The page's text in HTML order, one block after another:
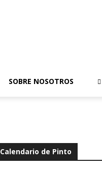
SOBRE NOSOTROS
Calendario de Pinto